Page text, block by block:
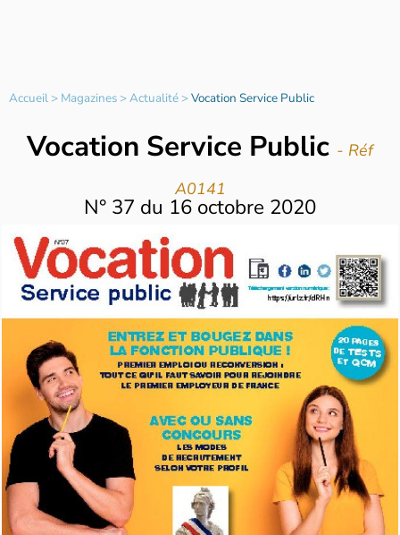
Accueil> Magazines>Actualité>Vocation Service Public
Vocation Service Public - Réf
A0141
N° 37 du 16 octobre 2020